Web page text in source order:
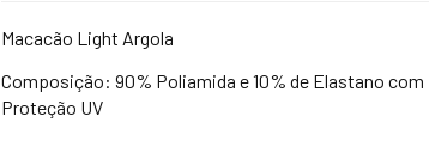
Macacão Light Argola
Composição: 90% Poliamida e 10% de Elastano com
Proteção UV